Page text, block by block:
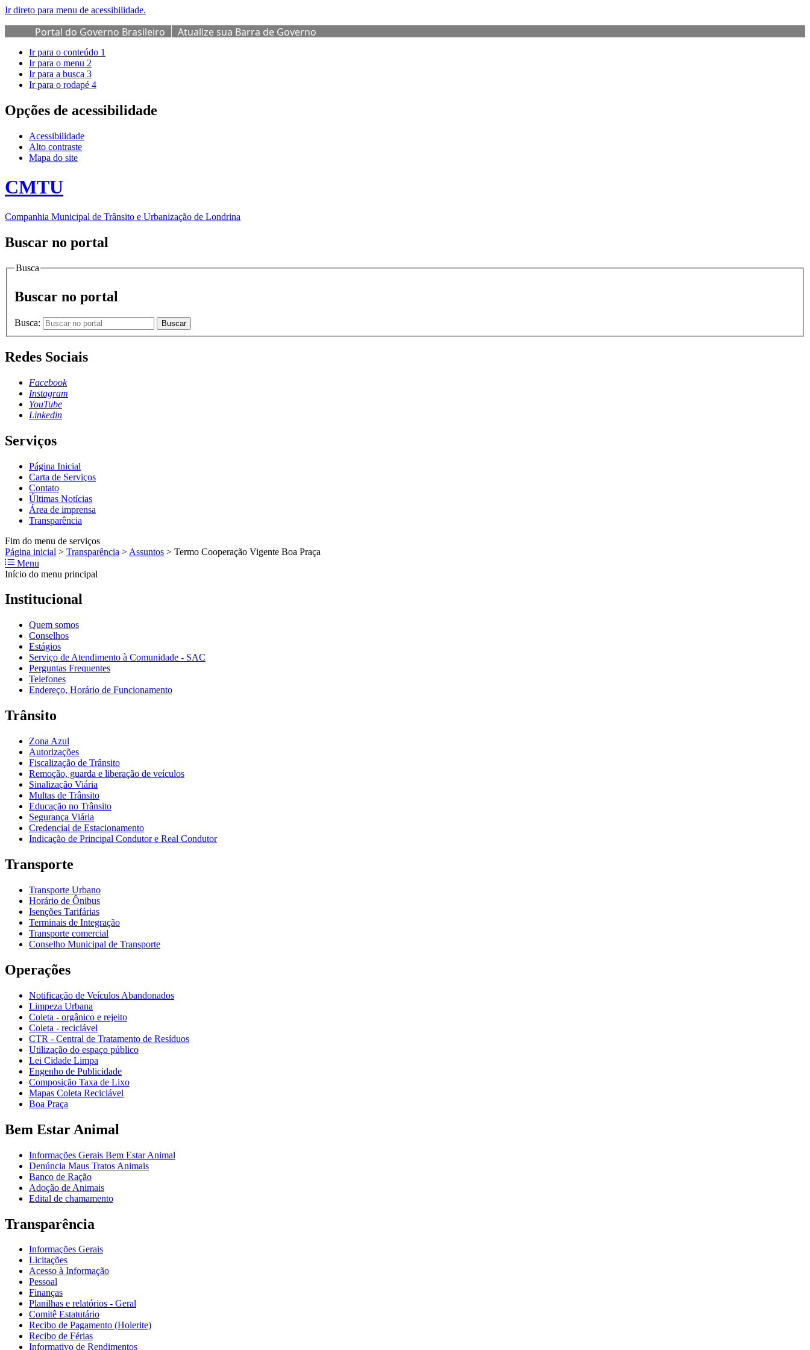
Ir direto para menu de acessibilidade.
Portal do Governo Brasileiro Atualize sua Barra de Governo
Ir para o conteúdo 1
Ir para o menu 2
Ir para a busca 3
Ir para o rodapé 4
Opções de acessibilidade
Acessibilidade
Alto contraste
Mapa do site
CMTU
Companhia Municipal de Trânsito e Urbanização de Londrina
Buscar no portal
Busca
Buscar no portal
Busca: Buscar
Redes Sociais
Facebook
Instagram
YouTube
Linkedin
Serviços
Página Inicial
Carta de Serviços
Contato
Últimas Notícias
Área de imprensa
Transparência
Fim do menu de serviços
Página inicial > Transparência > Assuntos > Termo Cooperação Vigente Boa Praça
Menu
Início do menu principal
Institucional
Quem somos
Conselhos
Estágios
Serviço de Atendimento à Comunidade - SAC
Perguntas Frequentes
Telefones
Endereço, Horário de Funcionamento
Trânsito
Zona Azul
Autorizações
Fiscalização de Trânsito
Remoção, guarda e liberação de veículos
Sinalização Viária
Multas de Trânsito
Educação no Trânsito
Segurança Viária
Credencial de Estacionamento
Indicação de Principal Condutor e Real Condutor
Transporte
Transporte Urbano
Horário de Ônibus
Isenções Tarifárias
Terminais de Integração
Transporte comercial
Conselho Municipal de Transporte
Operações
Notificação de Veículos Abandonados
Limpeza Urbana
Coleta - orgânico e rejeito
Coleta - reciclável
CTR - Central de Tratamento de Resíduos
Utilização do espaço público
Lei Cidade Limpa
Engenho de Publicidade
Composição Taxa de Lixo
Mapas Coleta Reciclável
Boa Praça
Bem Estar Animal
Informações Gerais Bem Estar Animal
Denúncia Maus Tratos Animais
Banco de Ração
Adoção de Animais
Edital de chamamento
Transparência
Informações Gerais
Licitações
Acesso à Informação
Pessoal
Finanças
Planilhas e relatórios - Geral
Comitê Estatutário
Recibo de Pagamento (Holerite)
Recibo de Férias
Informativo de Rendimentos